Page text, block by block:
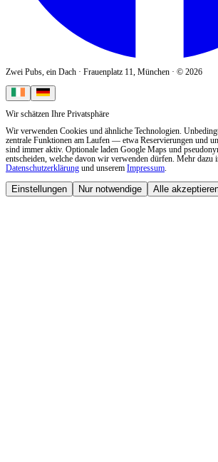
Zwei Pubs, ein Dach · Frauenplatz 11, München · © 2026
Wir schätzen Ihre Privatsphäre
Wir verwenden Cookies und ähnliche Technologien.
zentrale Funktionen am Laufen — etwa Reservierungen und
sind immer aktiv. Optionale laden Google Maps und
entscheiden, welche davon wir verwenden dürfen. Mehr dazu
Datenschutzerklärung und unserem Impressum.
Einstellungen Nur notwendige Alle